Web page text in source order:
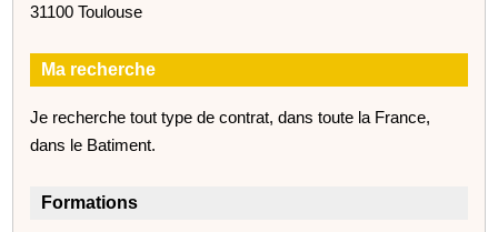
31100 Toulouse
Ma recherche
Je recherche tout type de contrat, dans toute la France,
dans le Batiment.
Formations